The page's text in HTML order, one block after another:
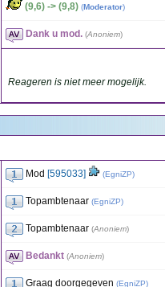
(9,6) -> (9,8) (Moderator)
Dank u mod. (Anoniem)
Reageren is niet meer mogelijk.
Mod [595033] (EgniZP)
Topambtenaar (EgniZP)
Topambtenaar (Anoniem)
Bedankt (Anoniem)
Graag doorgegeven (EgniZP)